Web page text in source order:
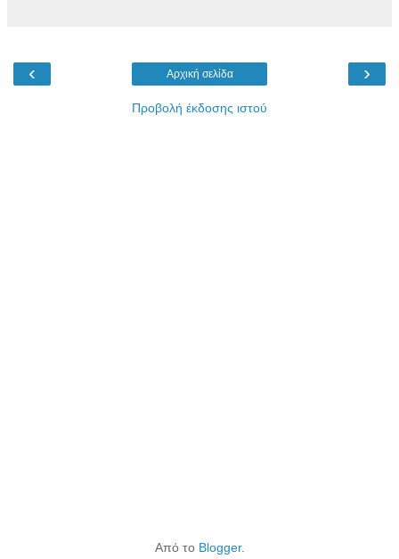
‹ ›
Αρχική σελίδα
Προβολή έκδοσης ιστού
Από το Blogger.